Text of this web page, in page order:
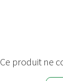
Ce produit ne